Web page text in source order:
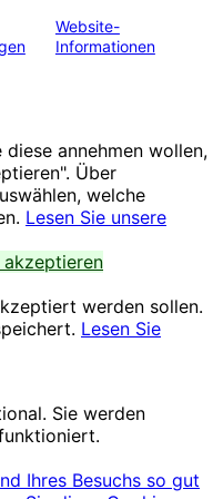
Website-
Informationen
annehmen wollen,
Über
welche
Lesen Sie unsere
akzeptieren
werden sollen.
Lesen Sie
Sie werden
Ihres Besuchs so gut